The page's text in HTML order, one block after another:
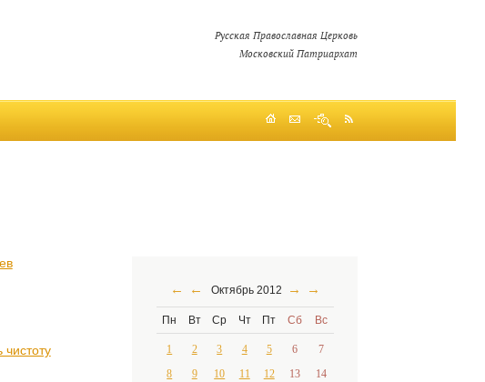
Русская Православная Церковь
Московский Патриархат
← ← Октябрь 2012 → →
Пн Вт Ср Чт Пт Сб Вс
1 2 3 4 5 6
7
8
9 10 11 12 13
14